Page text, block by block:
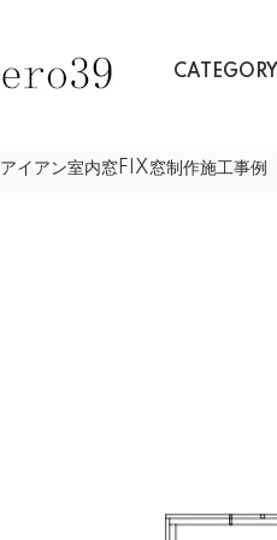
CATEGORY
アイアン室内窓FIX窓制作施工事例